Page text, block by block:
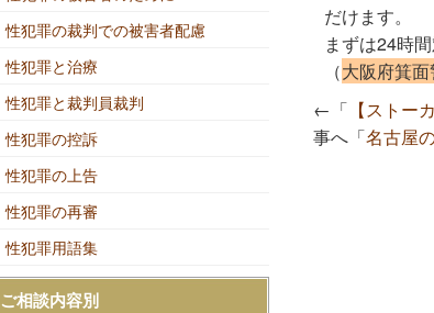
だけます。
まずは24時
（大阪府箕
←「 【ストー
事へ「名古屋
性犯罪の裁判での被害者配慮
性犯罪と治療
性犯罪と裁判員裁判
性犯罪の控訴
性犯罪の上告
性犯罪の再審
性犯罪用語集
ご相談内容別